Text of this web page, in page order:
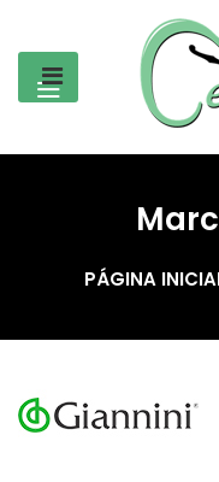
content
PÁGINA